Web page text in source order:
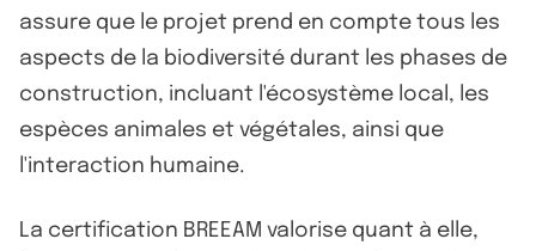
assure que le projet prend en compte tous les
aspects de la biodiversité durant les phases de
construction, incluant l'écosystème local, les
espèces animales et végétales, ainsi que
l'interaction humaine.
La certification BREEAM valorise quant à elle,